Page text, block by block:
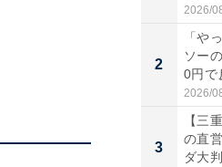
ア...
2026/
2
「や
ソー
0円で
2026/
3
【三
の直
ダ大